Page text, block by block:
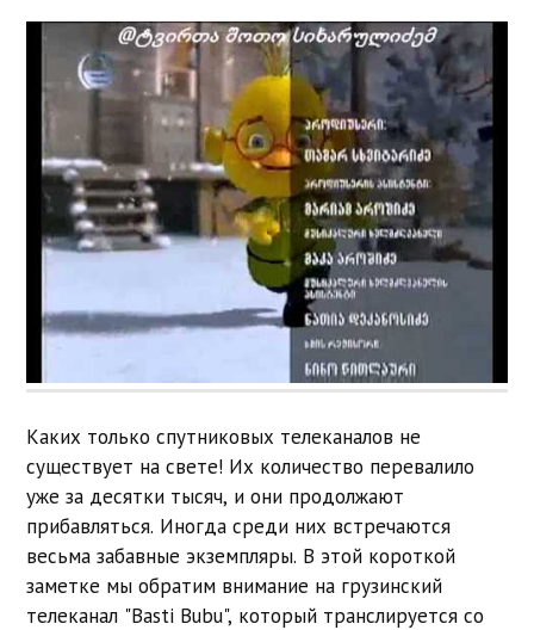
Каких только спутниковых телеканалов не
существует на свете! Их количество перевалило
уже за десятки тысяч, и они продолжают
прибавляться. Иногда среди них встречаются
весьма забавные экземпляры. В этой короткой
заметке мы обратим внимание на грузинский
телеканал "Basti Bubu", который транслируется со